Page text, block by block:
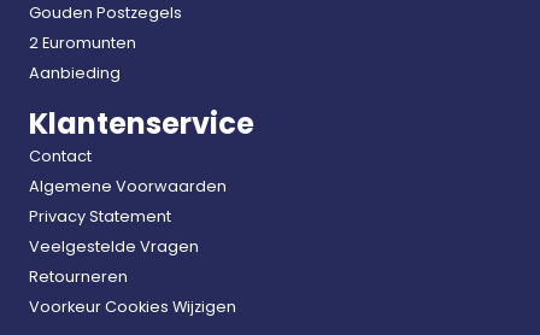
Gouden Postzegels
2 Euromunten
Aanbieding
Klantenservice
Contact
Algemene Voorwaarden
Privacy Statement
Veelgestelde Vragen
Retourneren
Voorkeur Cookies Wijzigen